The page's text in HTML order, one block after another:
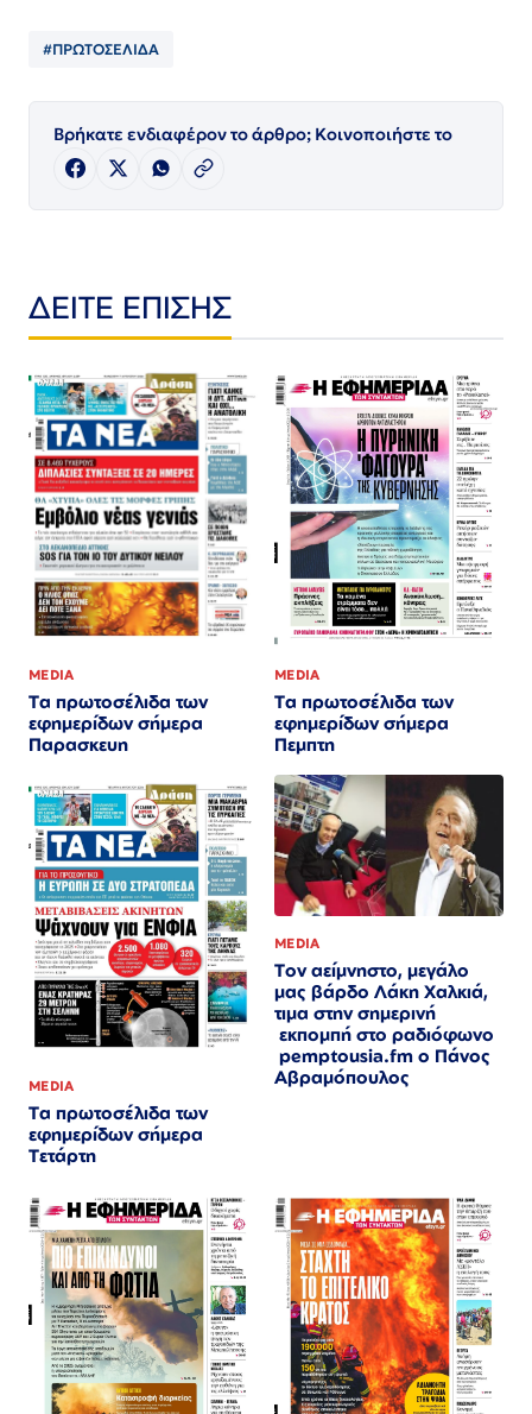
#ΠΡΩΤΟΣΕΛΙΔΑ
Βρήκατε ενδιαφέρον το άρθρο; Κοινοποιήστε το
ΔΕΙΤΕ ΕΠΙΣΗΣ
MEDIA
Τα πρωτοσέλιδα των
εφημερίδων σήμερα
Παρασκευη
MEDIA
Τα πρωτοσέλιδα των
εφημερίδων σήμερα
Πεμπτη
MEDIA
Τα πρωτοσέλιδα των
εφημερίδων σήμερα
Τετάρτη
MEDIA
Τον αείμνηστο, μεγάλο
μας βάρδο Λάκη Χαλκιά,
τιμα στην σημερινή
εκπομπή στο ραδιόφωνο
pemptousia.fm ο Πάνος
Αβραμόπουλος